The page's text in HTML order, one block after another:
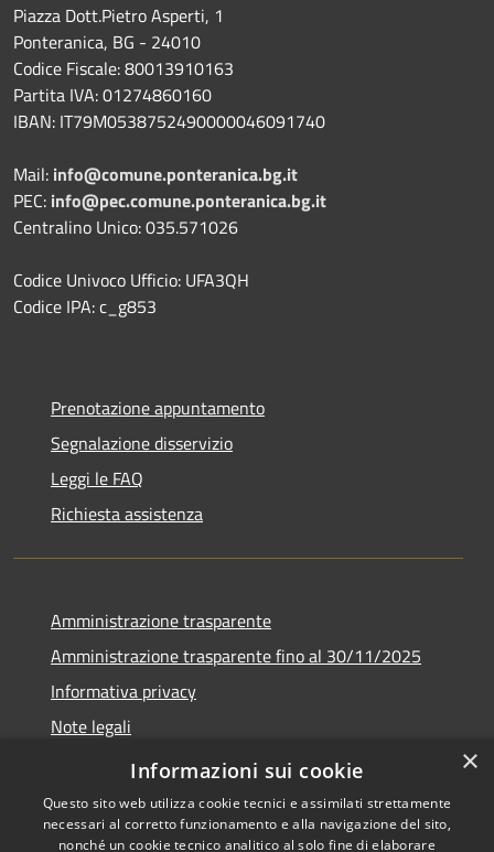
Piazza Dott.Pietro Asperti, 1
Ponteranica, BG - 24010
Codice Fiscale: 80013910163
Partita IVA: 01274860160
IBAN: IT79M0538752490000046091740
Mail: info@comune.ponteranica.bg.it
PEC: info@pec.comune.ponteranica.bg.it
Centralino Unico: 035.571026
Codice Univoco Ufficio: UFA3QH
Codice IPA: c_g853
Prenotazione appuntamento
Segnalazione disservizio
Leggi le FAQ
Richiesta assistenza
Amministrazione trasparente
Amministrazione trasparente fino al 30/11/2025
Informativa privacy
Note legali
Dichiarazione di accessibilità
×
Informazioni sui cookie
Questo sito web utilizza cookie tecnici e assimilati strettamente
necessari al corretto funzionamento e alla navigazione del sito,
nonché un cookie tecnico analitico al solo fine di elaborare